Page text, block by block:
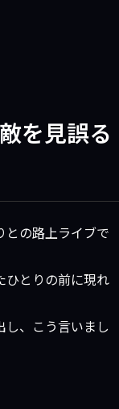
を見誤る
との路上ライブで
ひとりの前に現れ
、こう言いまし